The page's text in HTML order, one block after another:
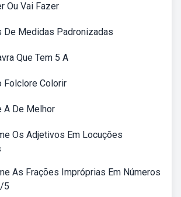
Ou Vai Fazer
De Medidas Padronizadas
Que Tem 5 A
Folclore Colorir
A De Melhor
Os Adjetivos Em Locuções
As Frações Impróprias Em Números
5